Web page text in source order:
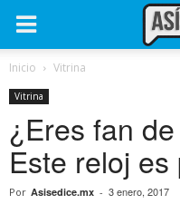
Inicio Vitrina
Vitrina
¿Eres fan
Este reloj es
Por Asisedice.mx - 3 enero, 2017